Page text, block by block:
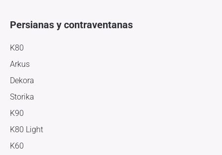
Persianas y contraventanas
K80
Arkus
Dekora
Storika
K90
K80 Light
K60